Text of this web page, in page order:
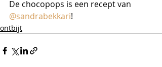
De chocopops is een recept van
@sandrabekkari!
ontbijt